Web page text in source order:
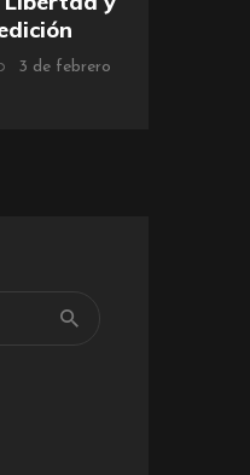
3 de febrero